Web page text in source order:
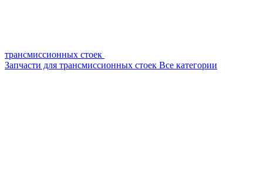
трансмиссионных стоек
Запчасти для трансмиссионных стоек Все категории